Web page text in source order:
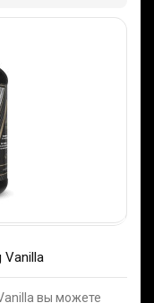
Vanilla
вы можете